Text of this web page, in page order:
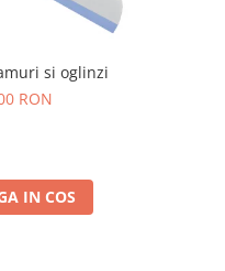
si oglinzi
RON
IN COS